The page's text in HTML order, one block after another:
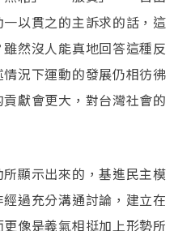
以貫之的主訴求的話，這
然沒人能真地回答這種反
況下運動的發展仍相彷彿
獻會更大，對台灣社會的
顯示出來的，基進民主模
過充分溝通討論，建立在
像是義氣相挺加上形勢所